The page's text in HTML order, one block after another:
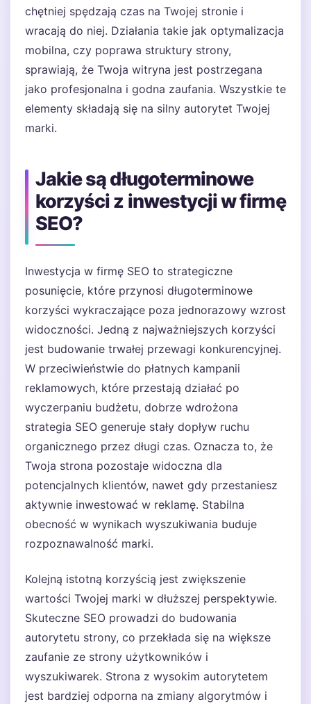
chętniej spędzają czas na Twojej stronie i
wracają do niej. Działania takie jak optymalizacja
mobilna, czy poprawa struktury strony,
sprawiają, że Twoja witryna jest postrzegana
jako profesjonalna i godna zaufania. Wszystkie te
elementy składają się na silny autorytet Twojej
marki.
Jakie są długoterminowe
korzyści z inwestycji w firmę
SEO?
Inwestycja w firmę SEO to strategiczne
posunięcie, które przynosi długoterminowe
korzyści wykraczające poza jednorazowy wzrost
widoczności. Jedną z najważniejszych korzyści
jest budowanie trwałej przewagi konkurencyjnej.
W przeciwieństwie do płatnych kampanii
reklamowych, które przestają działać po
wyczerpaniu budżetu, dobrze wdrożona
strategia SEO generuje stały dopływ ruchu
organicznego przez długi czas. Oznacza to, że
Twoja strona pozostaje widoczna dla
potencjalnych klientów, nawet gdy przestaniesz
aktywnie inwestować w reklamę. Stabilna
obecność w wynikach wyszukiwania buduje
rozpoznawalność marki.
Kolejną istotną korzyścią jest zwiększenie
wartości Twojej marki w dłuższej perspektywie.
Skuteczne SEO prowadzi do budowania
autorytetu strony, co przekłada się na większe
zaufanie ze strony użytkowników i
wyszukiwarek. Strona z wysokim autorytetem
jest bardziej odporna na zmiany algorytmów i